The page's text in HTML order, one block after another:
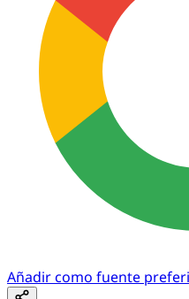
Añadir como fuente